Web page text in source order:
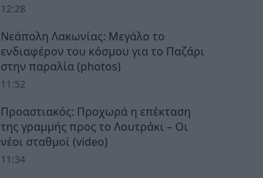
12:28
Νεάπολη Λακωνίας: Μεγάλο το
ενδιαφέρον του κόσμου για το Παζάρι
στην παραλία (photos)
11:52
Προαστιακός: Προχωρά η επέκταση
της γραμμής προς το Λουτράκι – Οι
νέοι σταθμοί (video)
11:34